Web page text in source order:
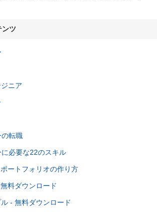
ンツ
ニア
転職
必要な22のスキル
ートフォリオの作り方
料ダウンロード
- 無料ダウンロード